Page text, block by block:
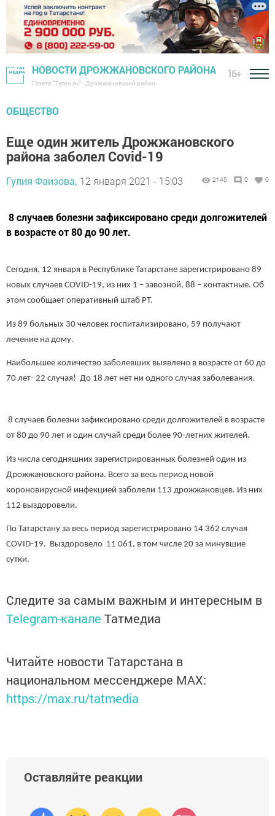
НОВОСТИ ДРОЖЖАНОВСКОГО РАЙОНА
Газета "Туган як" - Дрожжановский район
16+
ОБЩЕСТВО
Еще один житель Дрожжановского
района заболел Covid-19
Гулия Фаизова, 12 января 2021 - 15:03 2145 0 0
8 случаев болезни зафиксировано среди долгожителей
в возрасте от 80 до 90 лет.
Сегодня, 12 января в Республике Татарстане зарегистрировано 89
новых случаев COVID-19, из них 1 – завозной, 88 – контактные. Об
этом сообщает оперативный штаб РТ.
Из 89 больных 30 человек госпитализировано, 59 получают
лечение на дому.
Наибольшее количество заболевших выявлено в возрасте от 60 до
70 лет- 22 случая! До 18 лет нет ни одного случая заболевания.
8 случаев болезни зафиксировано среди долгожителей в возрасте
от 80 до 90 лет и один случай среди более 90-летних жителей.
Из числа сегодняшних зарегистрированных болезней один из
Дрожжановского района. Всего за весь период новой
короновирусной инфекцией заболели 113 дрожжановцев. Из них
112 выздоровели.
По Татарстану за весь период зарегистрировано 14 362 случая
COVID-19. Выздоровело 11 061, в том числе 20 за минувшие
сутки.
Следите за самым важным и интересным в
Telegram-канале Татмедиа
Читайте новости Татарстана в
национальном мессенджере MАХ:
https://max.ru/tatmedia
Оставляйте реакции